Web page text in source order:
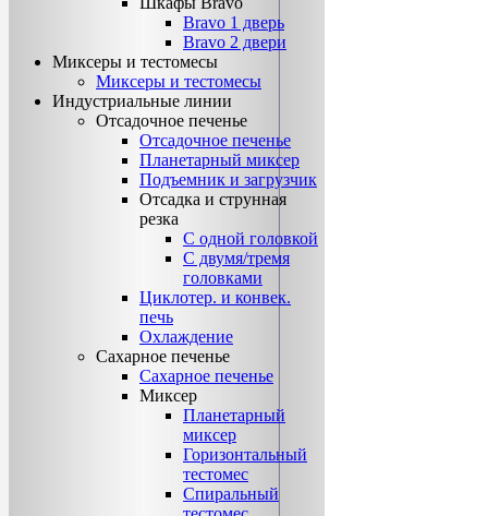
Bravo 1 дверь
Bravo 2 двери
Миксеры и тестомесы
Миксеры и тестомесы
Индустриальные линии
Отсадочное печенье
Отсадочное печенье
Планетарный миксер
Подъемник и загрузчик
Отсадка и струнная
резка
С одной головкой
С двумя/тремя
головками
Циклотер. и конвек.
печь
Охлаждение
Сахарное печенье
Сахарное печенье
Миксер
Планетарный
миксер
Горизонтальный
тестомес
Спиральный